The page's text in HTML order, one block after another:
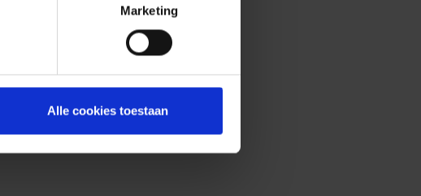
Marketing
Alle cookies toestaan